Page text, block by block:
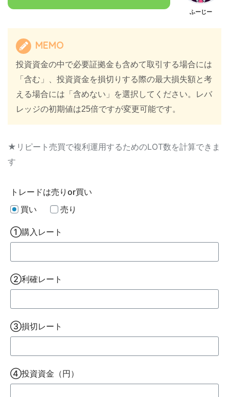
ふーじー
MEMO
投資資金の中で必要証拠金も含めて取引する場合には
「含む」、投資資金を損切りする際の最大損失額と考
える場合には「含めない」を選択してください。レバ
レッジの初期値は25倍ですが変更可能です。
★リピート売買で複利運用するためのLOT数を計算できま
す
トレードは売りor買い
買い
売り
①購入レート
②利確レート
③損切レート
④投資資金（円）